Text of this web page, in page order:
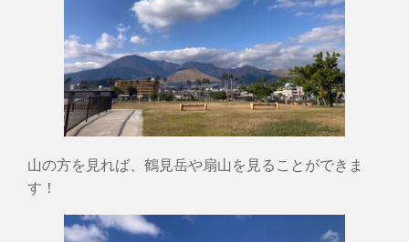
山の方を見れば、鶴見岳や扇山を見ることができま
す！